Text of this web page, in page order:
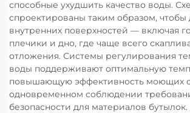
способные ухудшить качество воды.
спроектированы таким образом, чтобы
внутренних поверхностей — включая
плечики и дно, где чаще всего
отложения. Системы регулирования
воды поддерживают оптимальную
повышающую эффективность моющих
одновременном соблюдении
безопасности для материалов